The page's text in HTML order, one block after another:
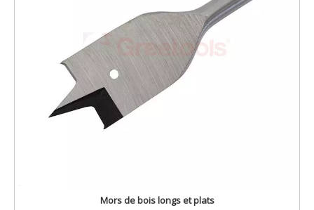
Mors de bois longs et plats